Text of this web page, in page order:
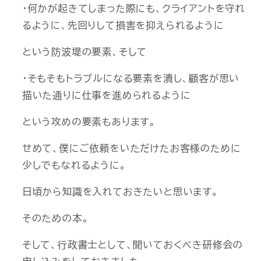
・何かが起きてしまった際にも、クライアントを守れ
るように、先回りして損害を抑えられるように
という防波堤の要素、そして
・そもそもトラブルになる要素を潰し、顧客が思い
描いた通りに仕事を進められるように
という攻めの要素もあります。
せめて、僕にご依頼をいただけたお客様のために
少しでもなれるように。
日頃から知識を入れておきたいと思います。
そのための本。
そして、行政書士として、聞いておくべき研修会の